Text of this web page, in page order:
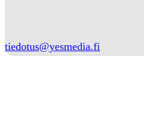
tiedotus@yesmedia.fi